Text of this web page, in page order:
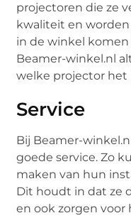
projectoren die ze
kwaliteit en
in de winkel
Beamer-winkel.nl
welke projector het
Service
Bij Beamer-
goede service. Zo
maken van hun
Dit houdt in dat ze
en ook zorgen